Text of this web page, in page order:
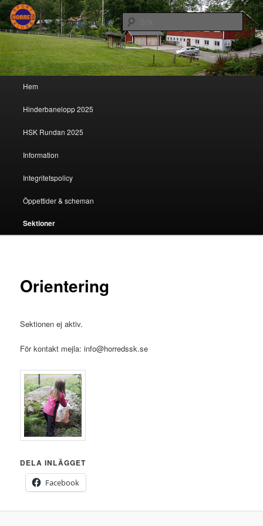
Horreds Sportklubb
Sök
Hoppa till huvudinnehåll
Hoppa till sekundärt innehåll
Hem
Hinderbanelopp 2025
HSK Rundan 2025
Information
Integritetspolicy
Öppettider & scheman
Sektioner
Orientering
Sektionen ej aktiv.
För kontakt mejla: info@horredssk.se
DELA INLÄGGET
Facebook